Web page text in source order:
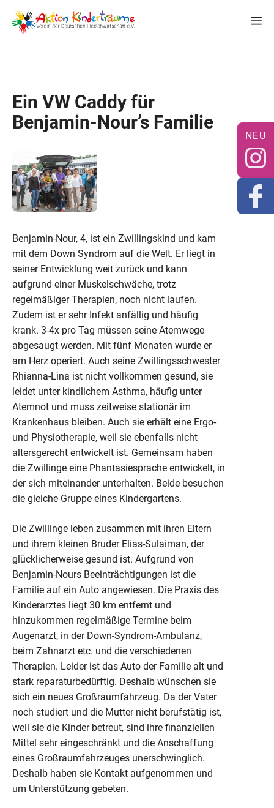
Inhalt
springen
Ein VW Caddy für
Benjamin-Nour’s Familie
Benjamin-Nour, 4, ist ein Zwillingskind und kam
mit dem Down Syndrom auf die Welt. Er liegt in
seiner Entwicklung weit zurück und kann
aufgrund einer Muskelschwäche, trotz
regelmäßiger Therapien, noch nicht laufen.
Zudem ist er sehr Infekt anfällig und häufig
krank. 3-4x pro Tag müssen seine Atemwege
abgesaugt werden. Mit fünf Monaten wurde er
am Herz operiert. Auch seine Zwillingsschwester
Rhianna-Lina ist nicht vollkommen gesund, sie
leidet unter kindlichem Asthma, häufig unter
Atemnot und muss zeitweise stationär im
Krankenhaus bleiben. Auch sie erhält eine Ergo-
und Physiotherapie, weil sie ebenfalls nicht
altersgerecht entwickelt ist. Gemeinsam haben
die Zwillinge eine Phantasiesprache entwickelt, in
der sich miteinander unterhalten. Beide besuchen
die gleiche Gruppe eines Kindergartens.
Die Zwillinge leben zusammen mit ihren Eltern
und ihrem kleinen Bruder Elias-Sulaiman, der
glücklicherweise gesund ist. Aufgrund von
Benjamin-Nours Beeinträchtigungen ist die
Familie auf ein Auto angewiesen. Die Praxis des
Kinderarztes liegt 30 km entfernt und
hinzukommen regelmäßige Termine beim
Augenarzt, in der Down-Syndrom-Ambulanz,
beim Zahnarzt etc. und die verschiedenen
Therapien. Leider ist das Auto der Familie alt und
stark reparaturbedürftig. Deshalb wünschen sie
sich ein neues Großraumfahrzeug. Da der Vater
noch studiert und die Mutter nicht berufstätig ist,
weil sie die Kinder betreut, sind ihre finanziellen
Mittel sehr eingeschränkt und die Anschaffung
eines Großraumfahrzeuges unerschwinglich.
Deshalb haben sie Kontakt aufgenommen und
um Unterstützung gebeten.